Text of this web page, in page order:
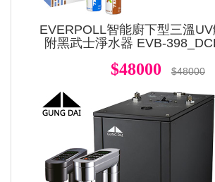
EVERPOLL智能廚下型三溫
附黑武士淨水器 EVB-
$48000 $48000